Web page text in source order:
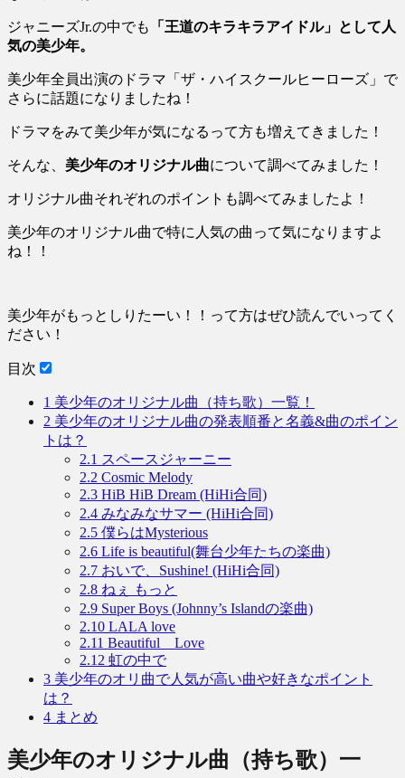
ジャニーズJr.の中でも
「王道のキラキラアイドル」として人
気の美少年。
美少年全員出演のドラマ「ザ・ハイスクールヒーローズ」で
さらに話題になりましたね！
ドラマをみて美少年が気になるって方も増えてきました！
そんな、 美少年のオリジナル曲について調べてみました！
オリジナル曲それぞれのポイントも調べてみましたよ！
美少年のオリジナル曲で特に人気の曲って気になりますよ
ね！！
美少年がもっとしりたーい！！って方はぜひ読んでいってく
ださい！
目次
1 美少年のオリジナル曲（持ち歌）一覧！
2 美少年のオリジナル曲の発表順番と名義&曲のポイン
トは？
2.1 スペースジャーニー
2.2 Cosmic Melody
2.3 HiB HiB Dream (HiHi合同)
2.4 みなみなサマー (HiHi合同)
2.5 僕らはMysterious
2.6 Life is beautiful(舞台少年たちの楽曲)
2.7 おいで、Sushine! (HiHi合同)
2.8 ねぇ もっと
2.9 Super Boys (Johnny’s Islandの楽曲)
2.10 LALA love
2.11 Beautiful Love
2.12 虹の中で
3 美少年のオリ曲で人気が高い曲や好きなポイント
は？
4 まとめ
美少年のオリジナル曲（持ち歌）一